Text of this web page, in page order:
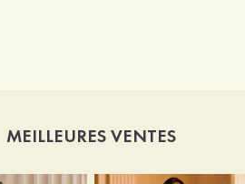
MEILLEURES VENTES